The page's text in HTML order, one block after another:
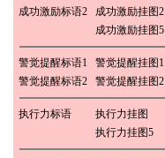
成功激励标语2
成功激励挂图2
成功激励挂图5
警觉提醒标语1
警觉提醒挂图1
警觉提醒标语2
警觉提醒挂图2
执行力标语
执行力挂图
执行力挂图5